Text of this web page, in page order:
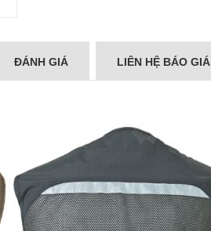
ĐÁNH GIÁ LIÊN HỆ BÁO GIÁ